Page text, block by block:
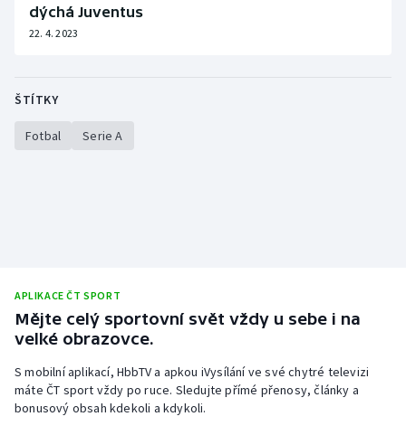
dýchá Juventus
22. 4. 2023
ŠTÍTKY
Fotbal Serie A
APLIKACE ČT SPORT
Mějte celý sportovní svět vždy u sebe i na
velké obrazovce.
S mobilní aplikací, HbbTV a apkou iVysílání ve své chytré televizi
máte ČT sport vždy po ruce. Sledujte přímé přenosy, články a
bonusový obsah kdekoli a kdykoli.